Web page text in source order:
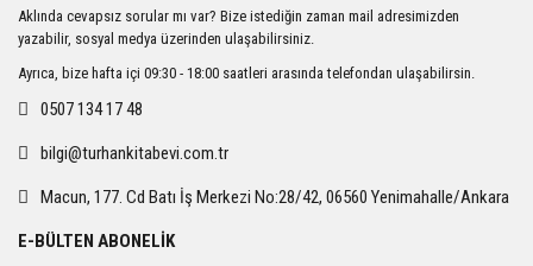
Ürün açıklamasında eksik bilgiler bulunuyor.
Ürün bilgilerinde hatalar bulunuyor.
Ürün fiyatı diğer sitelerden daha pahalı.
Aklında cevapsız sorular mı var? Bize istediğin zaman mail adresimizden
yazabilir, sosyal medya üzerinden ulaşabilirsiniz.
Ayrıca, bize hafta içi 09:30 - 18:00 saatleri arasında telefondan ulaşabilirsin.
0507 134 17 48
bilgi@turhankitabevi.com.tr
Macun, 177. Cd Batı İş Merkezi No:28/42, 06560 Yenimahalle/Ankara
E-BÜLTEN ABONELİK